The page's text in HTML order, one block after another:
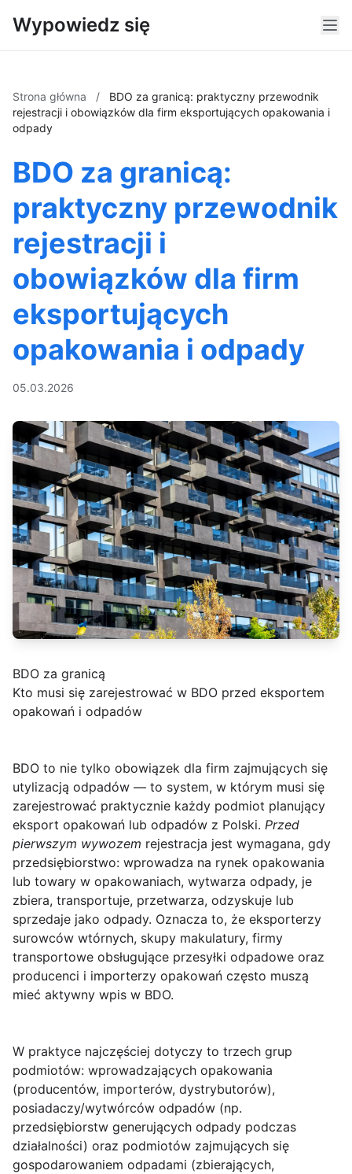
Wypowiedz się
Strona główna /
BDO za granicą: praktyczny przewodnik
rejestracji i obowiązków dla firm eksportujących opakowania i
odpady
BDO za granicą:
praktyczny przewodnik
rejestracji i
obowiązków dla firm
eksportujących
opakowania i odpady
05.03.2026
BDO za granicą
Kto musi się zarejestrować w BDO przed eksportem
opakowań i odpadów
BDO to nie tylko obowiązek dla firm zajmujących się
utylizacją odpadów — to system, w którym musi się
zarejestrować praktycznie każdy podmiot planujący
eksport opakowań lub odpadów z Polski. Przed
pierwszym wywozem rejestracja jest wymagana, gdy
przedsiębiorstwo: wprowadza na rynek opakowania
lub towary w opakowaniach, wytwarza odpady, je
zbiera, transportuje, przetwarza, odzyskuje lub
sprzedaje jako odpady. Oznacza to, że eksporterzy
surowców wtórnych, skupy makulatury, firmy
transportowe obsługujące przesyłki odpadowe oraz
producenci i importerzy opakowań często muszą
mieć aktywny wpis w BDO.
W praktyce najczęściej dotyczy to trzech grup
podmiotów: wprowadzających opakowania
(producentów, importerów, dystrybutorów),
posiadaczy/wytwórców odpadów (np.
przedsiębiorstw generujących odpady podczas
działalności) oraz podmiotów zajmujących się
gospodarowaniem odpadami (zbierających,